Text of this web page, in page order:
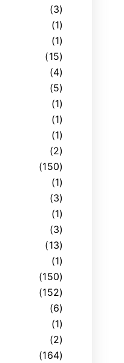
(3)
(1)
(1)
(15)
(4)
(5)
(1)
(1)
(1)
(2)
(150)
(1)
(3)
(1)
(3)
(13)
(1)
(150)
(152)
(6)
(1)
(2)
(164)